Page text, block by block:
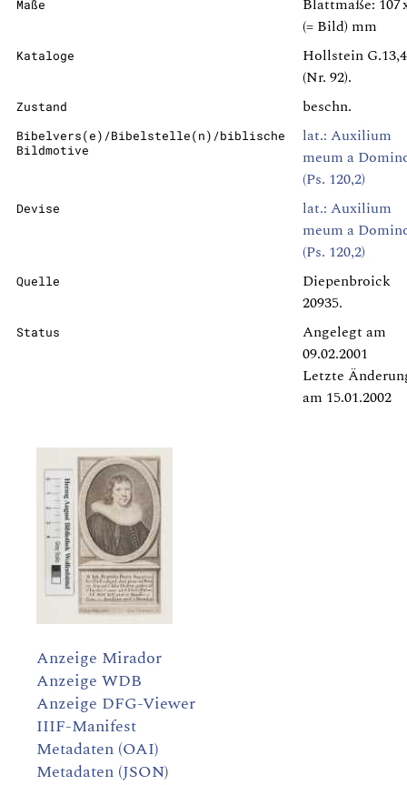
Maße
Blattmaße: 107
(= Bild) mm
Kataloge
Hollstein
(Nr. 92).
Zustand beschn.
Bibelvers(e)/Bibelstelle(n)/biblische
Bildmotive
lat.: Auxilium
meum a
(Ps. 120,2)
Devise
lat.: Auxilium
meum a
(Ps. 120,2)
Quelle
Diepenbroick
20935.
Status
Angelegt am
09.02.2001
Letzte
am 15.01.2002
Anzeige Mirador
Anzeige WDB
Anzeige DFG-Viewer
IIIF-Manifest
Metadaten (OAI)
Metadaten (JSON)